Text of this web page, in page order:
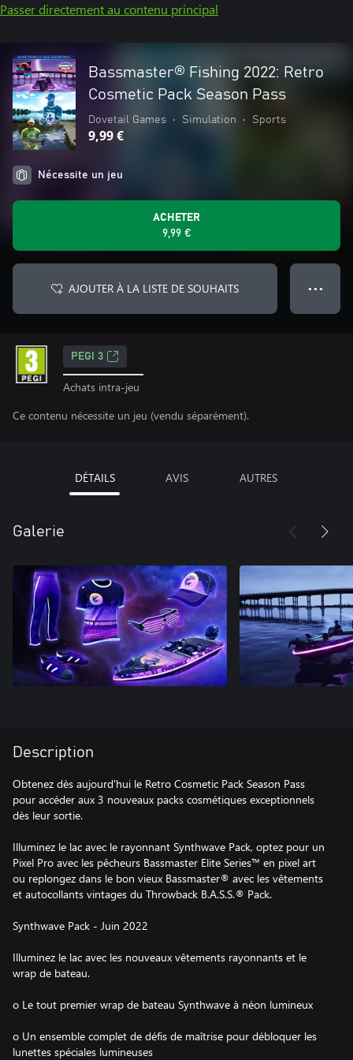
Passer directement au contenu principal
Bassmaster® Fishing 2022: Retro
Cosmetic Pack Season Pass
Dovetail Games • Simulation • Sports
9,99 €
Nécessite un jeu
ACHETER
9,99 €
AJOUTER À LA LISTE DE SOUHAITS ● ● ●
PEGI 3
Achats intra-jeu
Ce contenu nécessite un jeu (vendu séparément).
DÉTAILS AVIS AUTRES
Galerie
Description
Obtenez dès aujourd'hui le Retro Cosmetic Pack Season Pass
pour accéder aux 3 nouveaux packs cosmétiques exceptionnels
dès leur sortie.
Illuminez le lac avec le rayonnant Synthwave Pack, optez pour un
Pixel Pro avec les pêcheurs Bassmaster Elite Series™ en pixel art
ou replongez dans le bon vieux Bassmaster® avec les vêtements
et autocollants vintages du Throwback B.A.S.S.® Pack.
Synthwave Pack - Juin 2022
Illuminez le lac avec les nouveaux vêtements rayonnants et le
wrap de bateau.
o Le tout premier wrap de bateau Synthwave à néon lumineux
o Un ensemble complet de défis de maîtrise pour débloquer les
lunettes spéciales lumineuses